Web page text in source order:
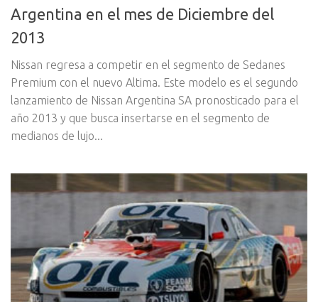
Argentina en el mes de Diciembre del
2013
Nissan regresa a competir en el segmento de Sedanes
Premium con el nuevo Altima. Este modelo es el segundo
lanzamiento de Nissan Argentina SA pronosticado para el
año 2013 y que busca insertarse en el segmento de
medianos de lujo...